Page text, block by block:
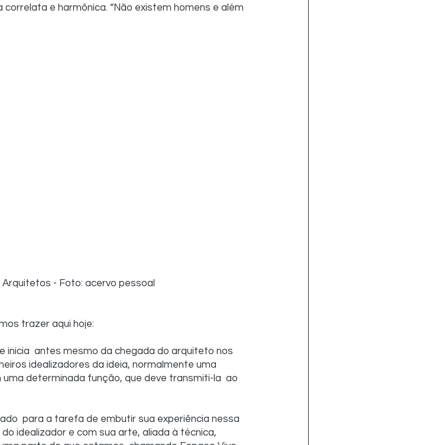
e harmônica. “Não existem homens e além
- Foto: acervo pessoal
trazer aqui hoje:
inicia  antes mesmo da chegada do arquiteto nos
idealizadores da ideia, normalmente uma
determinada função, que deve transmiti-la  ao
para a tarefa de embutir sua experiência nessa
idealizador e com sua arte, aliada à técnica,